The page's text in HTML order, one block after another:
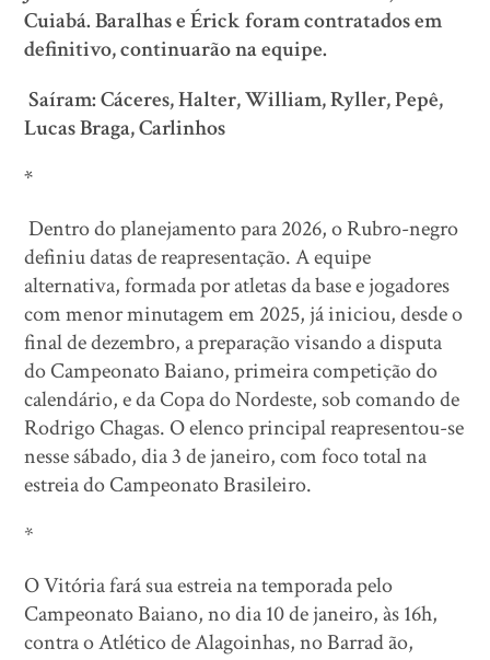
Cuiabá. Baralhas e Érick foram contratados em
definitivo, continuarão na equipe.
Saíram: Cáceres, Halter, William, Ryller, Pepê,
Lucas Braga, Carlinhos
*
Dentro do planejamento para 2026, o Rubro-negro
definiu datas de reapresentação. A equipe
alternativa, formada por atletas da base e jogadores
com menor minutagem em 2025, já iniciou, desde o
final de dezembro, a preparação visando a disputa
do Campeonato Baiano, primeira competição do
calendário, e da Copa do Nordeste, sob comando de
Rodrigo Chagas. O elenco principal reapresentou-se
nesse sábado, dia 3 de janeiro, com foco total na
estreia do Campeonato Brasileiro.
*
O Vitória fará sua estreia na temporada pelo
Campeonato Baiano, no dia 10 de janeiro, às 16h,
contra o Atlético de Alagoinhas, no Barrad ão,